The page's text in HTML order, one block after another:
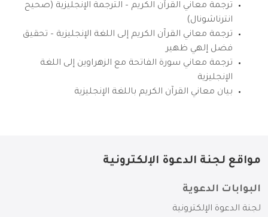
ترجمة معاني القرآن الكريم – الترجمة الإنجليزية (صحيح
انترناشونال)
ترجمة معاني القرآن الكريم إلى اللغة الإنجليزية – تحقيق
فضل إلهي ظهير
ترجمة معاني سورة الفاتحة مع الزهراوين إلى اللغة
الإنجليزية
بيان معاني القرآن الكريم باللغة الإنجليزية
مواقع لجنة الدعوة الإلكترونية
البوابات الدعوية
لجنة الدعوة الإلكترونية